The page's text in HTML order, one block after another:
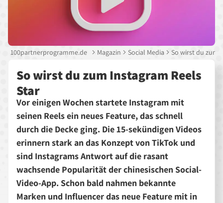
100partnerprogramme.de Magazin Social Media So wirst du zum
So wirst du zum Instagram Reels
Star
Vor einigen Wochen startete Instagram mit
seinen Reels ein neues Feature, das schnell
durch die Decke ging. Die 15-sekündigen Videos
erinnern stark an das Konzept von TikTok und
sind Instagrams Antwort auf die rasant
wachsende Popularität der chinesischen Social-
Video-App. Schon bald nahmen bekannte
Marken und Influencer das neue Feature mit in